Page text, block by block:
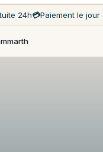
24h💳Paiement le jour